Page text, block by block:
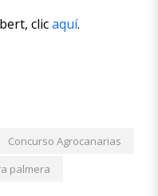
clicaquí.
Concurso Agrocanarias
palmera